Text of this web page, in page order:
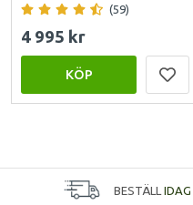
(59)
4 995 kr
KÖP
BESTÄLL IDAG